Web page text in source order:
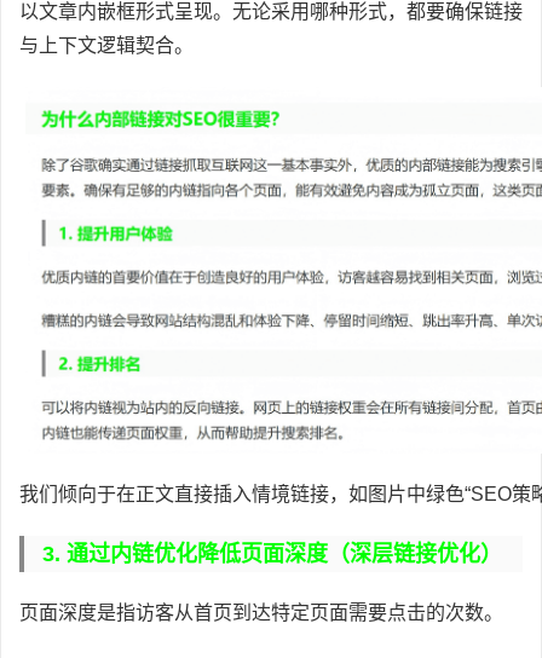
以文章内嵌框形式呈现。无论采用哪种形式，都要确保链接
与上下文逻辑契合。
我们倾向于在正文直接插入情境链接，如图片中绿色“SEO策
3. 通过内链优化降低页面深度（深层链接优化）
页面深度是指访客从首页到达特定页面需要点击的次数。